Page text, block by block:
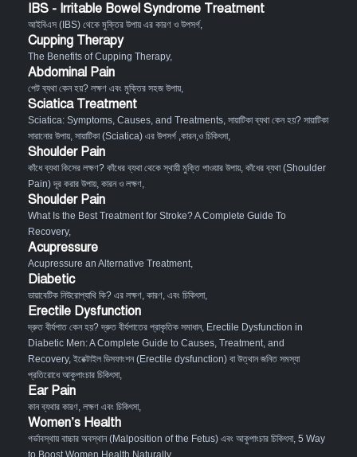
IBS - Irritable Bowel Syndrome Treatment
আইবিএস (IBS) থেকে মুক্তির উপায় এর কারণ ও উপসর্গ,
Cupping Therapy
The Benefits of Cupping Therapy,
Abdominal Pain
পেট ব্যথা কেন হয়? লক্ষণ এবং মুক্তির সহজ উপায়,
Sciatica Treatment
Sciatica: Symptoms, Causes, and Treatments, সায়াটিকা ব্যথা কেন হয়? সায়াটিকা
সারানোর উপায়, সায়াটিকা (Sciatica) এর উপসর্গ ,কারন,ও চিকিৎসা,
Shoulder Pain
কাঁধে ব্যথা কিসের লক্ষণ? কাঁধের ব্যথা থেকে স্থায়ী মুক্তি পাওয়ার উপায়, কাঁধের ব্যথা (Shoulder
Pain) দূর করার উপায়, কারন ও লক্ষণ,
Shoulder Pain
What Is the Best Treatment for Stroke? A Complete Guide To
Recovery,
Acupressure
Acupressure an Alternative Treatment,
Diabetic
ডায়াবেটিক নিউরোপ্যাথি কি? এর লক্ষণ, কারণ, এবং চিকিৎসা,
Erectile Dysfunction
দ্রুত বীর্যপাত কেন হয়? দ্রুত বীর্যপাতের প্রাকৃতিক সমাধান, Erectile Dysfunction in
Diabetic Men: A Complete Guide to Causes, Treatment, and
Recovery, ইরেক্টাইল ডিসফাংশন (Erectile dysfunction) বা উত্থান জনিত সমস্যা
প্রতিরোধে আকুপাংচার চিকিৎসা,
Ear Pain
কান ব্যথার কারণ, লক্ষণ এবং চিকিৎসা,
Women’s Health
গর্ভাবস্থায় বাচ্চার অবস্থান (Malposition of the Fetus) এবং আকুপাংচার চিকিৎসা, 5 Way